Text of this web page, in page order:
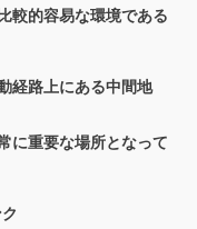
較的容易な環境である
経路上にある中間地
に重要な場所となって